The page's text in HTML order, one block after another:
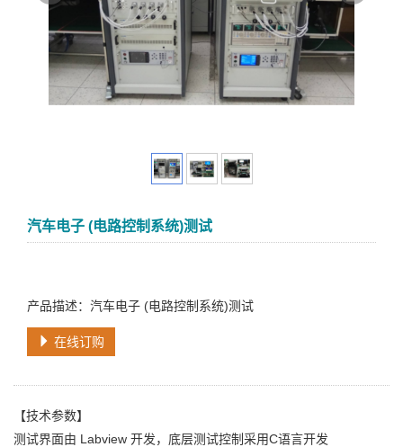
汽车电子 (电路控制系统)测试
产品描述：汽车电子 (电路控制系统)测试
在线订购
【技术参数】
测试界面由 Labview 开发，底层测试控制采用C语言开发